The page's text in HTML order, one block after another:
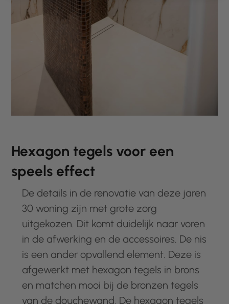
Hexagon tegels voor een
speels effect
De details in de renovatie van deze jaren
30 woning zijn met grote zorg
uitgekozen. Dit komt duidelijk naar voren
in de afwerking en de accessoires. De nis
is een ander opvallend element. Deze is
afgewerkt met hexagon tegels in brons
en matchen mooi bij de bronzen tegels
van de douchewand. De hexagon tegels